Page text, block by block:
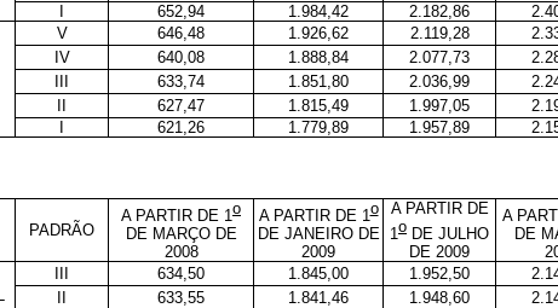
I
652,94 1.984,42 2.182,86
V
646,48 1.926,62 2.119,28
IV
640,08 1.888,84 2.077,73
III
633,74 1.851,80 2.036,99
II
627,47 1.815,49 1.997,05
I
621,26 1.779,89 1.957,89
PADRÃO
A PARTIR DE 1 o
DE MARÇO DE
2008
A PARTIR DE 1o
DE JANEIRO DE
2009
A PARTIR DE
1 o DE JULHO
DE 2009
A
DE
III 634,50 1.845,00 1.952,50
II
633,55 1.841,46 1.948,60